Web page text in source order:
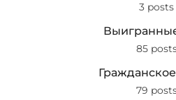
3 posts
85
79